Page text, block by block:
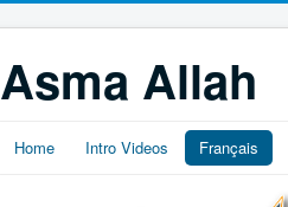
Asma Allah
Home Intro Videos Français